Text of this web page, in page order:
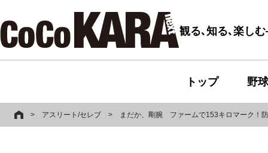
観る､知る､楽し
トップ 野球
> アスリート/セレブ > まだか、剛腕 ファームで153キロマーク！